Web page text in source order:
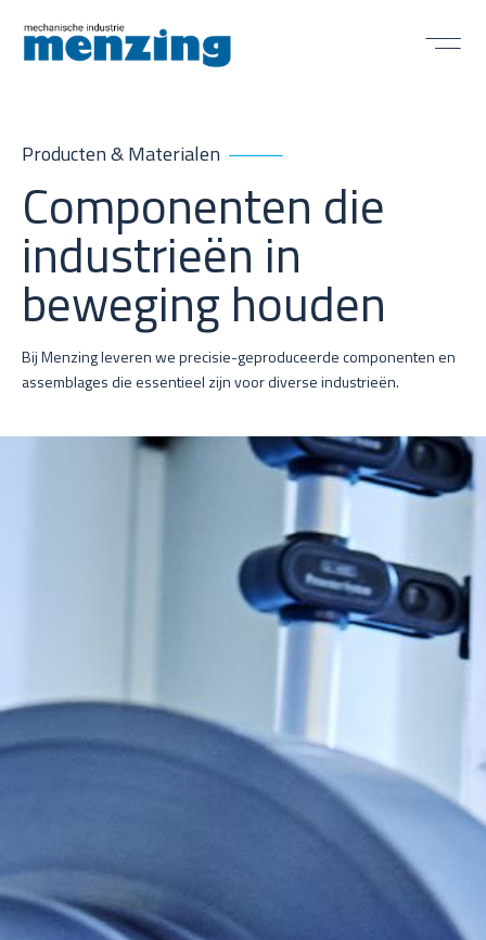
Producten & Materialen
Componenten die
industrieën in
beweging houden
Bij Menzing leveren we precisie-geproduceerde componenten en
assemblages die essentieel zijn voor diverse industrieën.